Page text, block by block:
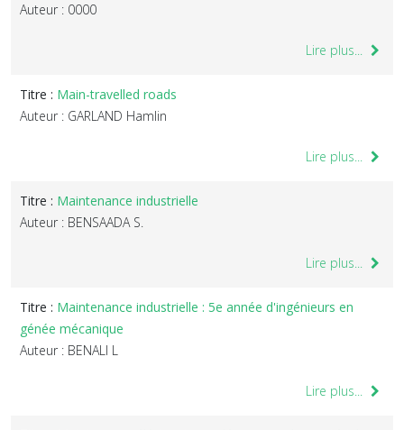
Auteur : 0000
Lire plus...
Titre : Main-travelled roads
Auteur : GARLAND Hamlin
Lire plus...
Titre : Maintenance industrielle
Auteur : BENSAADA S.
Lire plus...
Titre : Maintenance industrielle : 5e année d'ingénieurs en
génée mécanique
Auteur : BENALI L
Lire plus...